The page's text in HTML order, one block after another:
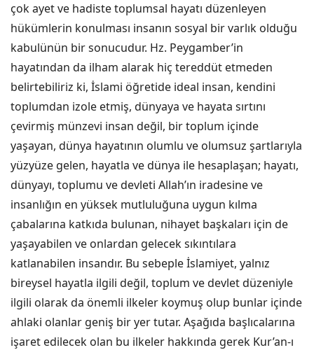
çok ayet ve hadiste toplumsal hayatı düzenleyen
hükümlerin konulması insanın sosyal bir varlık olduğu
kabulünün bir sonucudur. Hz. Peygamber’in
hayatından da ilham alarak hiç tereddüt etmeden
belirtebiliriz ki, İslami öğretide ideal insan, kendini
toplumdan izole etmiş, dünyaya ve hayata sırtını
çevirmiş münzevi insan değil, bir toplum içinde
yaşayan, dünya hayatının olumlu ve olumsuz şartlarıyla
yüzyüze gelen, hayatla ve dünya ile hesaplaşan; hayatı,
dünyayı, toplumu ve devleti Allah’ın iradesine ve
insanlığın en yüksek mutluluğuna uygun kılma
çabalarına katkıda bulunan, nihayet başkaları için de
yaşayabilen ve onlardan gelecek sıkıntılara
katlanabilen insandır. Bu sebeple İslamiyet, yalnız
bireysel hayatla ilgili değil, toplum ve devlet düzeniyle
ilgili olarak da önemli ilkeler koymuş olup bunlar içinde
ahlaki olanlar geniş bir yer tutar. Aşağıda başlıcalarına
işaret edilecek olan bu ilkeler hakkında gerek Kur’an-ı